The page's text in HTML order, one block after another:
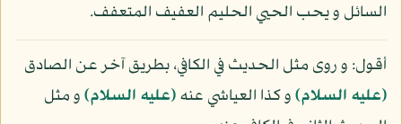
السائل و يحب الحيي الحليم العفيف المتعفف.
أقول: و روى مثل الحديث في الكافي، بطريق آخر عن الصادق
(عليه السلام)و كذا العياشي عنه(عليه السلام)و مثل